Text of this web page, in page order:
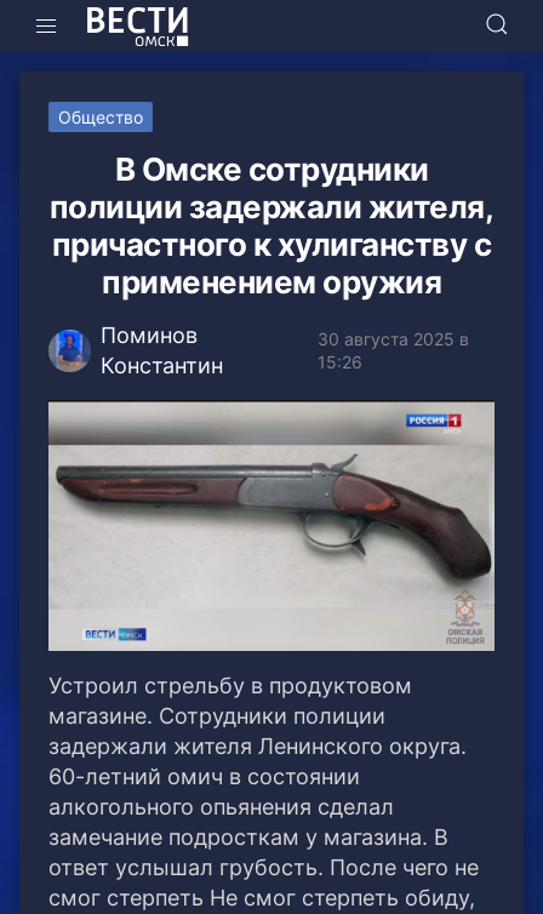
Общество
В Омске сотрудники
полиции задержали жителя,
причастного к хулиганству с
применением оружия
Поминов
Константин
30 августа 2025 в
15:26
Устроил стрельбу в продуктовом
магазине. Сотрудники полиции
задержали жителя Ленинского округа.
60-летний омич в состоянии
алкогольного опьянения сделал
замечание подросткам у магазина. В
ответ услышал грубость. После чего не
смог стерпеть Не смог стерпеть обиду,